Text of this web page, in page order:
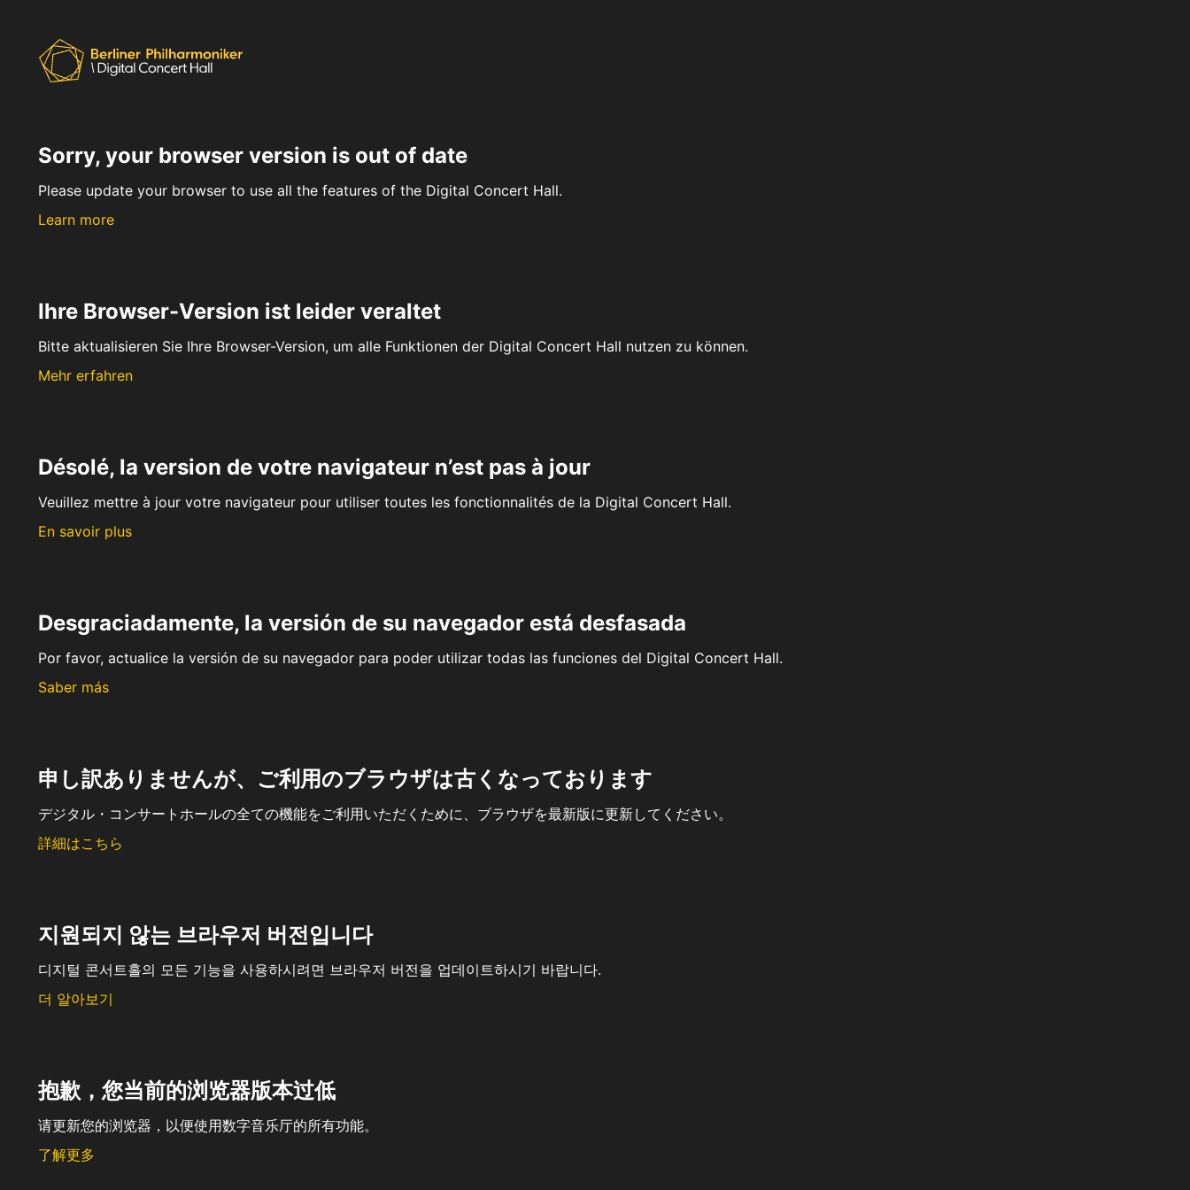
Sorry, your browser version is out of date
Please update your browser to use all the features of the Digital Concert Hall.
Learn more
Ihre Browser-Version ist leider veraltet
Bitte aktualisieren Sie Ihre Browser-Version, um alle Funktionen der Digital Concert Hall nutzen zu können.
Mehr erfahren
Désolé, la version de votre navigateur n’est pas à jour
Veuillez mettre à jour votre navigateur pour utiliser toutes les fonctionnalités de la Digital Concert Hall.
En savoir plus
Desgraciadamente, la versión de su navegador está desfasada
Por favor, actualice la versión de su navegador para poder utilizar todas las funciones del Digital Concert Hall.
Saber más
申し訳ありませんが、ご利用のブラウザは古くなっております
デジタル・コンサートホールの全ての機能をご利用いただくために、ブラウザを最新版に更新してください。
詳細はこちら
지원되지 않는 브라우저 버전입니다
디지털 콘서트홀의 모든 기능을 사용하시려면 브라우저 버전을 업데이트하시기 바랍니다.
더 알아보기
抱歉，您当前的浏览器版本过低
请更新您的浏览器，以便使用数字音乐厅的所有功能。
了解更多